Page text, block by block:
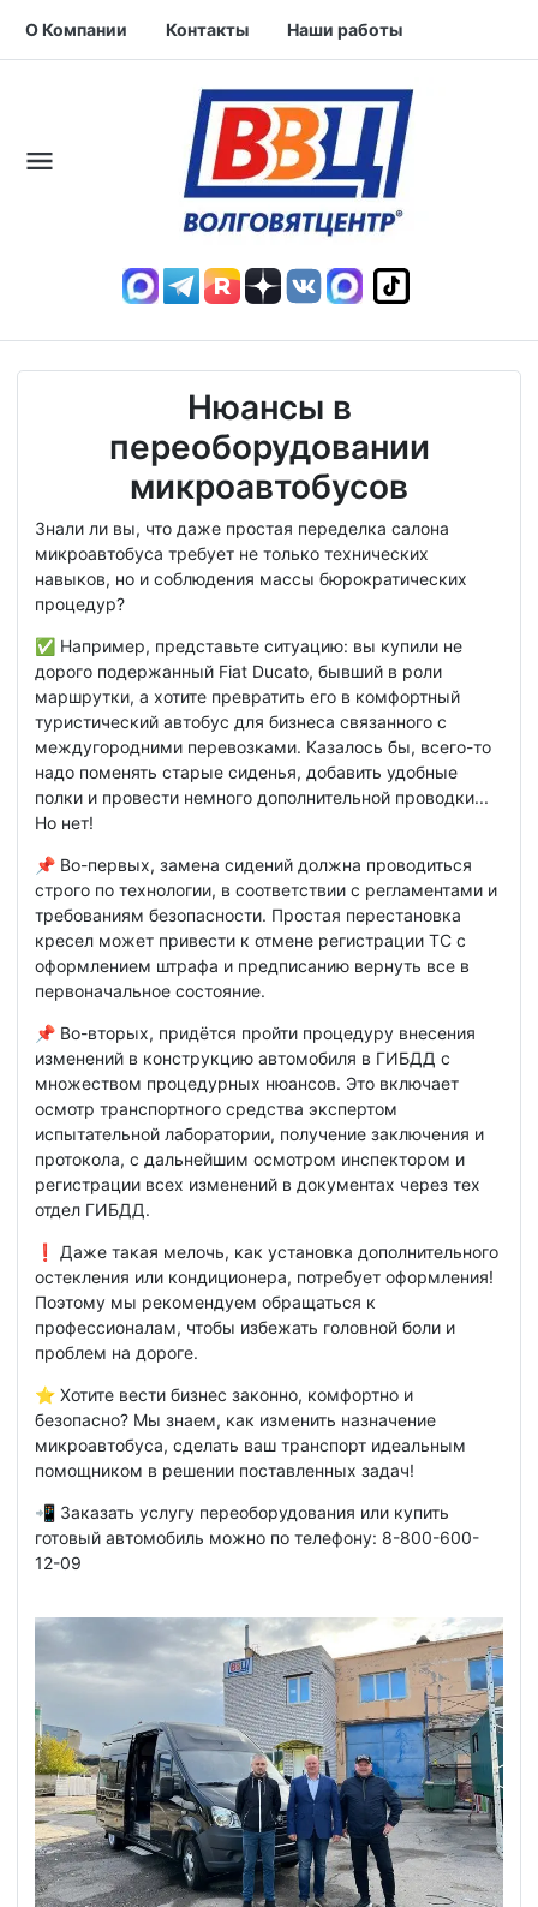
О Компании Контакты Наши работы
Нюансы в
переоборудовании
микроавтобусов
Знали ли вы, что даже простая переделка салона
микроавтобуса требует не только технических
навыков, но и соблюдения массы бюрократических
процедур?
✅ Например, представьте ситуацию: вы купили не
дорого подержанный Fiat Ducato, бывший в роли
маршрутки, а хотите превратить его в комфортный
туристический автобус для бизнеса связанного с
междугородними перевозками. Казалось бы, всего-то
надо поменять старые сиденья, добавить удобные
полки и провести немного дополнительной проводки...
Но нет!
📌 Во-первых, замена сидений должна проводиться
строго по технологии, в соответствии с регламентами и
требованиям безопасности. Простая перестановка
кресел может привести к отмене регистрации ТС с
оформлением штрафа и предписанию вернуть все в
первоначальное состояние.
📌 Во-вторых, придётся пройти процедуру внесения
изменений в конструкцию автомобиля в ГИБДД с
множеством процедурных нюансов. Это включает
осмотр транспортного средства экспертом
испытательной лаборатории, получение заключения и
протокола, с дальнейшим осмотром инспектором и
регистрации всех изменений в документах через тех
отдел ГИБДД.
❗️ Даже такая мелочь, как установка дополнительного
остекления или кондиционера, потребует оформления!
Поэтому мы рекомендуем обращаться к
профессионалам, чтобы избежать головной боли и
проблем на дороге.
⭐️ Хотите вести бизнес законно, комфортно и
безопасно? Мы знаем, как изменить назначение
микроавтобуса, сделать ваш транспорт идеальным
помощником в решении поставленных задач!
📲 Заказать услугу переоборудования или купить
готовый автомобиль можно по телефону: 8-800-600-
12-09